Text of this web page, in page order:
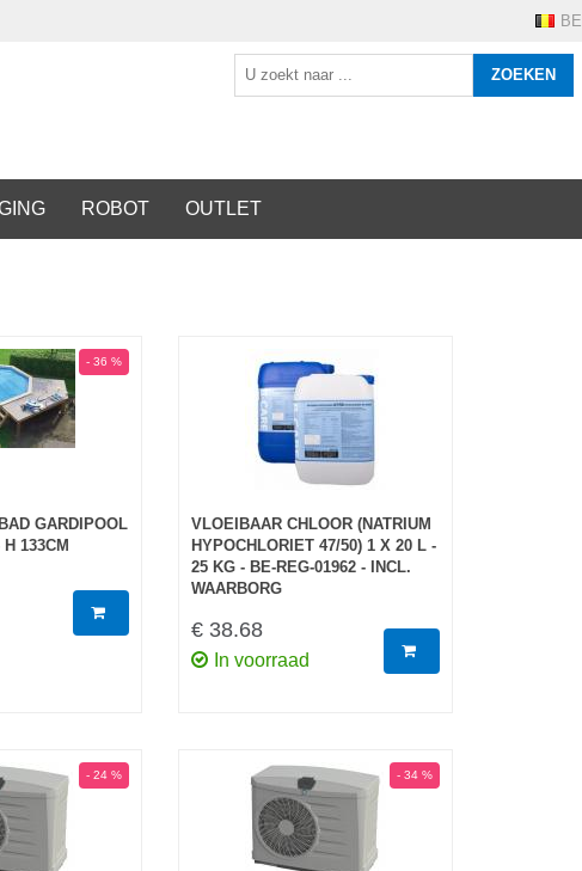
BE
ZOEKEN
ROBOT OUTLET
- 36 %
GARDIPOOL
133CM
VLOEIBAAR CHLOOR (NATRIUM
HYPOCHLORIET 47/50) 1 X 20 L -
25 KG - BE-REG-01962 - INCL.
WAARBORG
€ 38.68
In voorraad
- 24 % - 34 %